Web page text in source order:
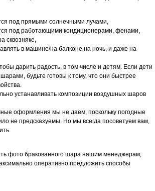
под прямыми солнечными лучами,
под работающими кондиционерами, фенами,
сквозняке,
в машине/на балконе на ночь, и даже на
дарить радость, в том числе и детям. Если дети
будьте готовы к тому, что они быстрее
устанавливать композиции воздушных шаров
оформления мы не даём, поскольку погодные
не предсказуемы. Но мы всегда посоветуем вам,
фото бракованного шара нашим менеджерам,
оперативно предложить способы